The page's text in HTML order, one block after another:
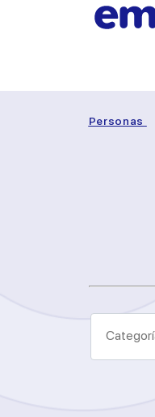
Personas